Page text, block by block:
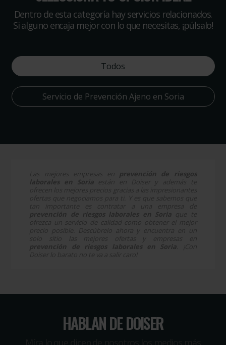
Dentro de esta categoría hay servicios relacionados.
Si alguno encaja mejor con lo que necesitas, ¡púlsalo!
Todos
Servicio de Prevención Ajeno en Soria
HABLAN DE DOISER